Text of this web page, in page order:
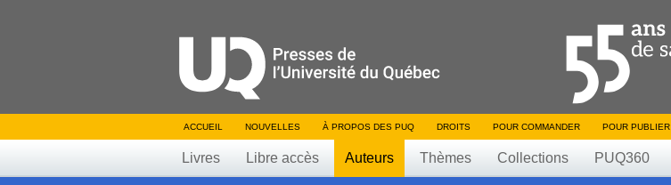
ACCUEIL NOUVELLES À PROPOS DES PUQ DROITS POUR COMMANDER POUR PUBLIER
Livres Libre accès Auteurs Thèmes Collections PUQ360